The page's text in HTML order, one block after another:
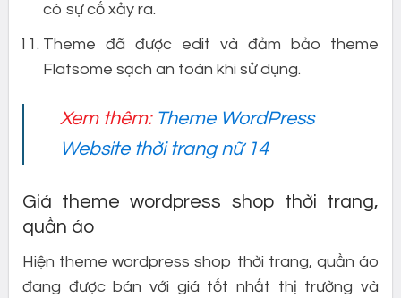
có sự cố xảy ra.
Theme đã được edit và đảm bảo theme
Flatsome sạch an toàn khi sử dụng.
Xem thêm: Theme WordPress
Website thời trang nữ 14
Giá theme wordpress shop thời trang,
quần áo
Hiện theme wordpress shop thời trang, quần áo
đang được bán với giá tốt nhất thị trường và